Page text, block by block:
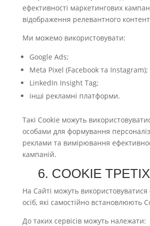
ефективності маркетингових
відображення релевантного
Ми можемо використовувати:
Google Ads;
Meta Pixel (Facebook та Instagram);
LinkedIn Insight Tag;
інші рекламні платформи.
Такі Cookie можуть
особами для формування
реклами та вимірювання
кампаній.
6. COOKIE
На Сайті можуть використовуватися
осіб, які самостійно встановлюють
До таких сервісів можуть належати: